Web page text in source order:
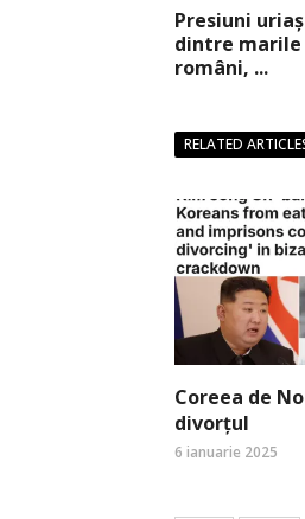
Presiuni
dintre
români, ...
RELATED
Coreea de
divorțul
6 ianuarie 2025